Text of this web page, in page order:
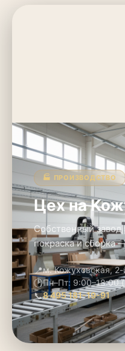
🏭 ПРОИЗВОДСТВО
Цех на
Собственный завод
покраска и сборка
📍м. Кожуховская,
🕑Пн–Пт: 9:00–18:00
📞8 495 181-19-91